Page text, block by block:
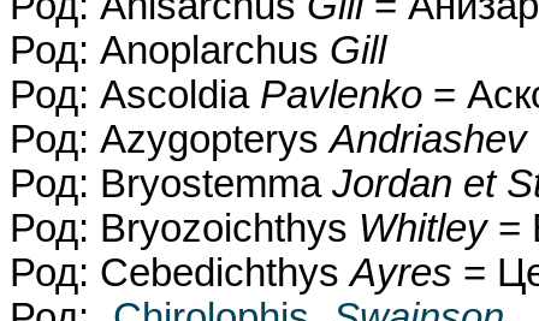
Род: Anoplarchus Gill
Род: Ascoldia Pavlenko =
Род: Azygopterys
Род: Bryostemma Jordan et
Род: Bryozoichthys Whitley=
Род: CebedichthysAyres =